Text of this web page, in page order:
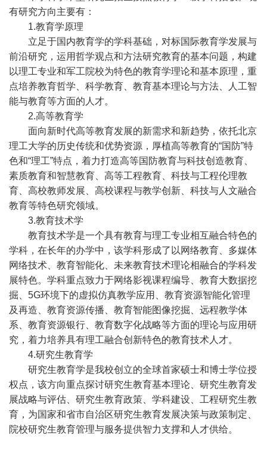
有研究方向主要有：
1.教育学原理
立足于国内教育学的学科基础，对标国际教育学发展与
前沿研究，运用哲学观点和方法研究教育的基本问题，构建
以理工专业和军工院校为特色的教育学理论和基本原理，重
点培养教育哲学、科学教育、教育基本理论与方法、人工智
能与教育等方面的人才。
2.高等教育学
面向新时代高等教育发展的新需求和新趋势，依托北京
理工大学的历史传统和优势资源，厚植高等教育的“国防”特
色和“理工”特点，着力打造高等国防教育与科技创造教育、
素质教育和智慧教育、高等工程教育、科技与工程伦理教
育、高校教师发展、高校课程与教学创新、科技与人文融合
教育等特色研究领域。
3.教育技术学
教育技术学是一个具有教育与理工专业相互融合特色的
学科，在长年的办学中，该学科形成了以网络教育、多媒体
网络技术、教育智能化、未来教育技术理论相融合的学科发
展特色。学科重点致力于网络影视课程编导、教育大数据挖
掘、5G环境下的虚拟仿真教学应用、教育资源智能化管理
及再造、教育资源传播、教育智能图像挖掘、远程教学体
系、教育资源银行、教育数字化战略等方面的理论与应用研
究，着力培养具有理工融合创新特色的教育技术人才。
4.研究生教育学
研究生教育学是我校创立的全球首家硕士和博士学位授
权点，该方向重点探讨研究生教育基本理论、研究生教育发
展战略与评估、研究生教育政策、学科建设、工程研究生教
育，为国家和省市自治区研究生教育发展决策与政策制定、
院校研究生教育管理与服务提供智力支撑和人才供给。